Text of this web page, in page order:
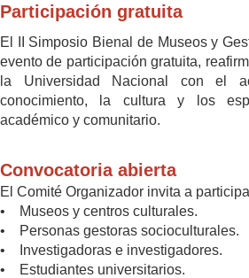
Participación gratuita
El II Simposio Bienal de Museos y
evento de participación gratuita,
la Universidad Nacional con el
conocimiento, la cultura y los
académico y comunitario.
Convocatoria abierta
El Comité Organizador invita a
• Museos y centros culturales.
• Personas gestoras socioculturales.
• Investigadoras e investigadores.
• Estudiantes universitarios.